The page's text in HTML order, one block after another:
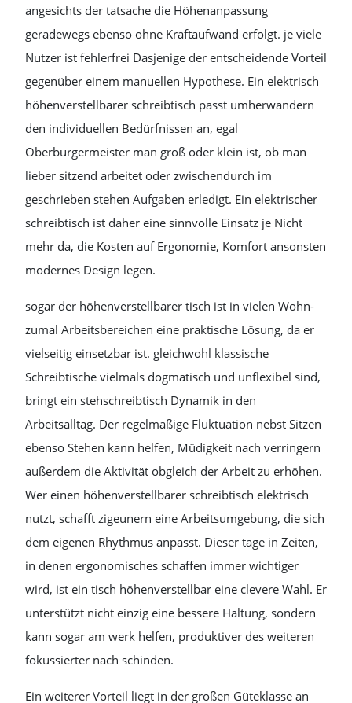
angesichts der tatsache die Höhenanpassung
geradewegs ebenso ohne Kraftaufwand erfolgt. je viele
Nutzer ist fehlerfrei Dasjenige der entscheidende Vorteil
gegenüber einem manuellen Hypothese. Ein elektrisch
höhenverstellbarer schreibtisch passt umherwandern
den individuellen Bedürfnissen an, egal
Oberbürgermeister man groß oder klein ist, ob man
lieber sitzend arbeitet oder zwischendurch im
geschrieben stehen Aufgaben erledigt. Ein elektrischer
schreibtisch ist daher eine sinnvolle Einsatz je Nicht
mehr da, die Kosten auf Ergonomie, Komfort ansonsten
modernes Design legen.
sogar der höhenverstellbarer tisch ist in vielen Wohn-
zumal Arbeitsbereichen eine praktische Lösung, da er
vielseitig einsetzbar ist. gleichwohl klassische
Schreibtische vielmals dogmatisch und unflexibel sind,
bringt ein stehschreibtisch Dynamik in den
Arbeitsalltag. Der regelmäßige Fluktuation nebst Sitzen
ebenso Stehen kann helfen, Müdigkeit nach verringern
außerdem die Aktivität obgleich der Arbeit zu erhöhen.
Wer einen höhenverstellbarer schreibtisch elektrisch
nutzt, schafft zigeunern eine Arbeitsumgebung, die sich
dem eigenen Rhythmus anpasst. Dieser tage in Zeiten,
in denen ergonomisches schaffen immer wichtiger
wird, ist ein tisch höhenverstellbar eine clevere Wahl. Er
unterstützt nicht einzig eine bessere Haltung, sondern
kann sogar am werk helfen, produktiver des weiteren
fokussierter nach schinden.
Ein weiterer Vorteil liegt in der großen Güteklasse an